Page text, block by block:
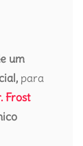
um
para
Frost